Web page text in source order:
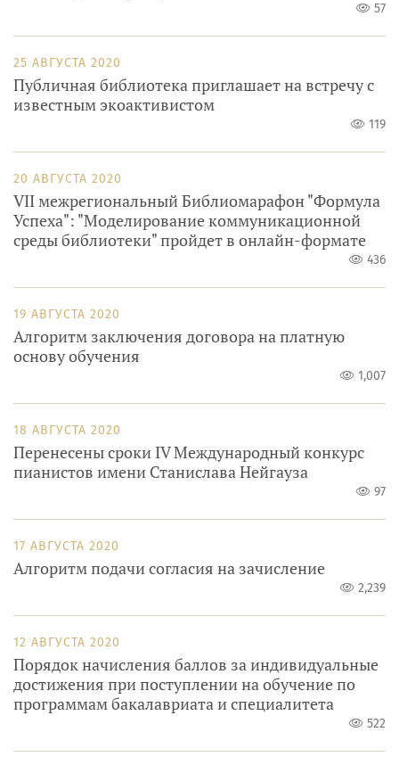
57
25 АВГУСТА 2020
Публичная библиотека приглашает на встречу с
известным экоактивистом
119
20 АВГУСТА 2020
VII межрегиональный Библиомарафон "Формула
Успеха": "Моделирование коммуникационной
среды библиотеки" пройдет в онлайн-формате
436
19 АВГУСТА 2020
Алгоритм заключения договора на платную
основу обучения
1,007
18 АВГУСТА 2020
Перенесены сроки IV Международный конкурс
пианистов имени Станислава Нейгауза
97
17 АВГУСТА 2020
Алгоритм подачи согласия на зачисление
2,239
12 АВГУСТА 2020
Порядок начисления баллов за индивидуальные
достижения при поступлении на обучение по
программам бакалавриата и специалитета
522